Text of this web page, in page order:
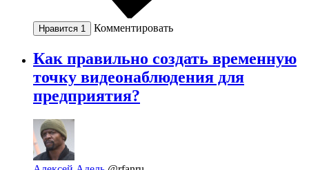
Нравится 1 Комментировать
Как правильно создать временную
точку видеонаблюдения для
предприятия?